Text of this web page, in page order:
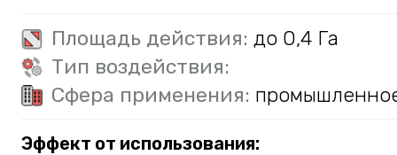
Площадь действия: до 0,4 Га
Тип воздействия:
Сфера применения:
Эффект от использования: